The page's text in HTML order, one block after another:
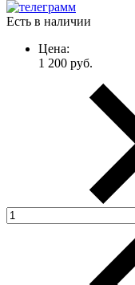
Есть в наличии
Цена:
1 200 руб.